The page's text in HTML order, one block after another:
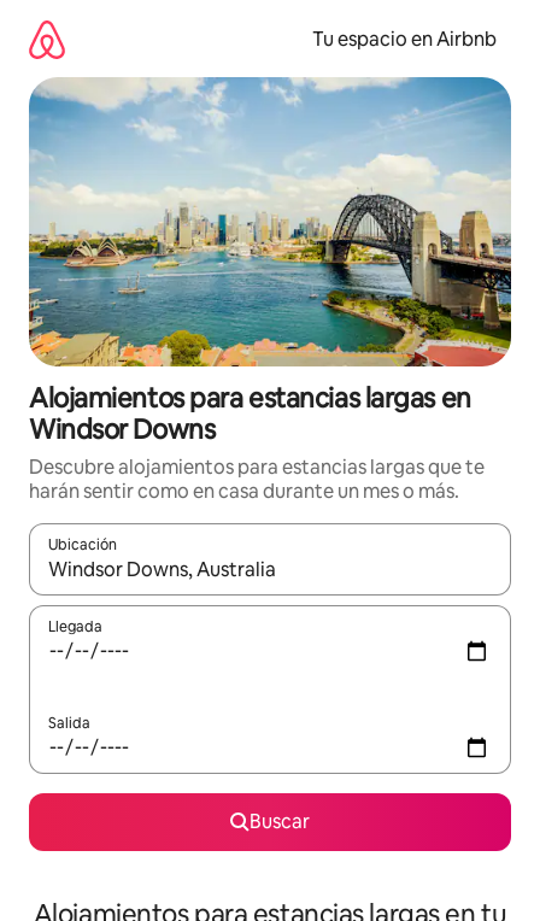
contenido
Tu espacio en Airbnb
Alojamientos para estancias largas en
Windsor Downs
Descubre alojamientos para estancias largas que te
harán sentir como en casa durante un mes o más.
Ubicación
Cuando los resultados estén disponibles, podrás navegar
Llegada
Salida
Buscar